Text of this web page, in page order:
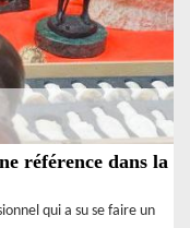
référence dans la
qui a su se faire un